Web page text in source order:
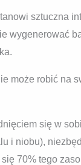
sztuczna
wygenerować
może robić na
się w
i niobu),
70% tego